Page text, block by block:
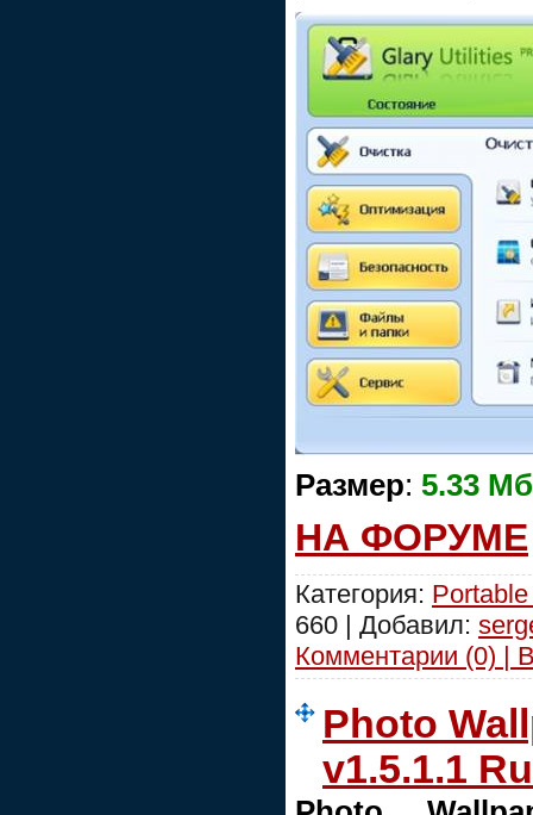
Размер: 5.33 Мб
НА ФОРУМЕ
Категория:
660 | Добавил:
Комментарии (0) |
Photo
v1.5.1.1